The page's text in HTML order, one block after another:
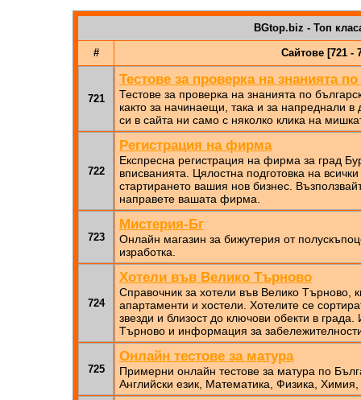
BGtop.biz - Топ
# Сайтове [721 -
721
Тестове за проверка на знанията
Тестове за проверка на знанията по
както за начинаещи, така и за напреднали
си в сайта ни само с няколко клика на
722
Регистрация на фирма
Експресна регистрация на фирмa за град
вписванията. Цялостна подготовка на
стартирането вашия нов бизнес.
направете вашата фирма.
723
Мистерия-Бг
Онлайн магазин за бижутерия от
изработка.
724
Хотели във Велико Търново
Справочник за хотели във Велико Търново,
апартаменти и хостели. Хотелите се
звезди и близост до ключови обекти в
Търново и информация за
725
Онлайн тестове за матура
Примерни онлайн тестове за матура по
Английски език, Математика, Физика,